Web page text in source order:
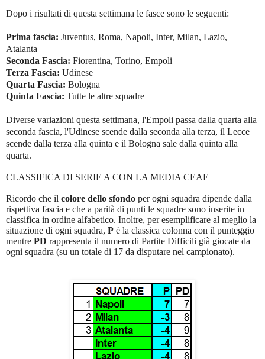
Dopo i risultati di questa settimana le fasce sono le seguenti:
Prima fascia: Juventus, Roma, Napoli, Inter, Milan, Lazio,
Atalanta
Seconda Fascia: Fiorentina, Torino, Empoli
Terza Fascia: Udinese
Quarta Fascia: Bologna
Quinta Fascia: Tutte le altre squadre
Diverse variazioni questa settimana, l'Empoli passa dalla quarta alla
seconda fascia, l'Udinese scende dalla seconda alla terza, il Lecce
scende dalla terza alla quinta e il Bologna sale dalla quinta alla
quarta.
CLASSIFICA DI SERIE A CON LA MEDIA CEAE
Ricordo che il colore dello sfondo per ogni squadra dipende dalla
rispettiva fascia e che a parità di punti le squadre sono inserite in
classifica in ordine alfabetico. Inoltre, per esemplificare al meglio la
situazione di ogni squadra, P è la classica colonna con il punteggio
mentre PD rappresenta il numero di Partite Difficili già giocate da
ogni squadra (su un totale di 17 da disputare nel campionato).